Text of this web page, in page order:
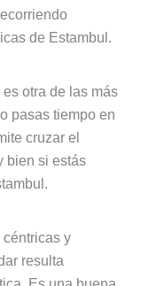
de Estambul.
otra de las más
pasas tiempo en
cruzar el
bien si estás
céntricas y
resulta